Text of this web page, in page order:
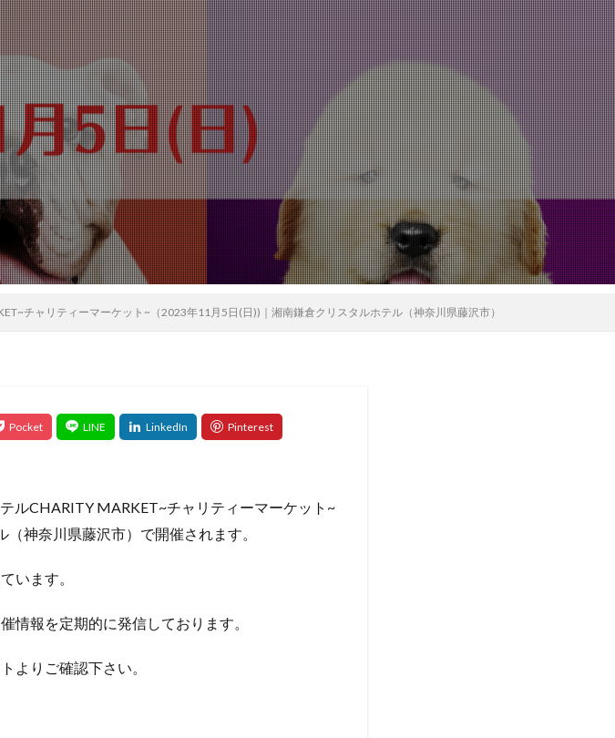
チャリティーマーケット~（2023年11月5日(日))｜湘南鎌倉クリスタルホテル（神奈川県藤沢市）
ルCHARITY MARKET~チャリティーマーケット~
神奈川県藤沢市）で開催されます。
います。
情報を定期的に発信しております。
よりご確認下さい。